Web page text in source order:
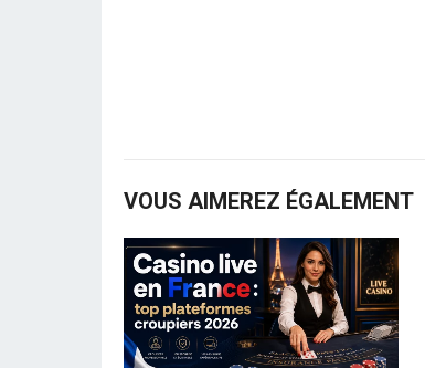
VOUS AIMEREZ ÉGALEMENT